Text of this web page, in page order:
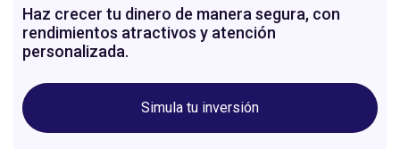
Haz crecer tu dinero de manera segura, con
rendimientos atractivos y atención
personalizada.
Simula tu inversión